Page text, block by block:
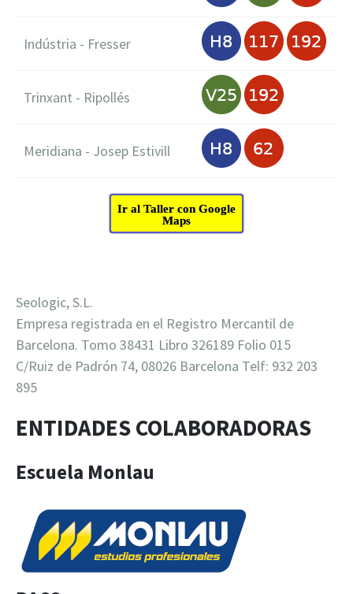
Indústria - Fresser
Trinxant - Ripollés
Meridiana - Josep Estivill
Ir al Taller con Google
Maps
Seologic, S.L.
Empresa registrada en el Registro Mercantil de
Barcelona. Tomo 38431 Libro 326189 Folio 015
C/Ruiz de Padrón 74, 08026 Barcelona Telf: 932 203
895
ENTIDADES COLABORADORAS
Escuela Monlau